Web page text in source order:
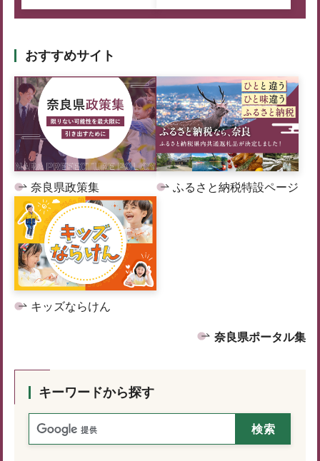
おすすめサイト
奈良県政策集 ふるさと納税特設ページ
キッズならけん
奈良県ポータル集
キーワードから探す